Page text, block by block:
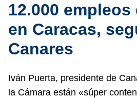
12.000
en Caracas,
Canares
Iván Puerta, presidente de
la Cámara están «súper